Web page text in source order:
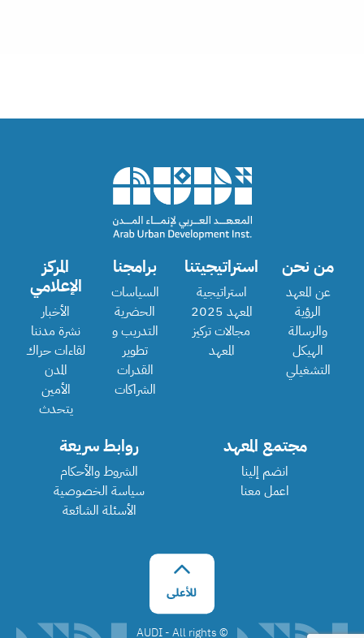
من نحن
عن المعهد
الرؤية
والرسالة
الهيكل
التشغيلي
استراتيجيتنا
استراتيجية
المعهد 2025
مجالات تركيز
المعهد
برامجنا
السياسات
الحضرية
التدريب و
تطوير
القدرات
الشراكات
المركز
الإعلامي
الأخبار
نشرة مدننا
لقاءات حراك
المدن
الأمين
يتحدث
مجتمع المعهد
انضم إلينا
اعمل معنا
روابط سريعة
الشروط والأحكام
سياسة الخصوصية
الأسئلة الشائعة
©️ AUDI - All rights